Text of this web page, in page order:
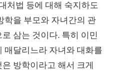
처법 등에 대해 숙지하도
학을 부모와 자녀간의 관
삼는 것이다. 특히 이민
매달리느라 자녀와 대화를
방학이라고 해서 크게